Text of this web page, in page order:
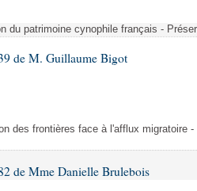
du patrimoine cynophile français -
de M. Guillaume Bigot
des frontières face à l'afflux migratoire
de Mme Danielle Brulebois